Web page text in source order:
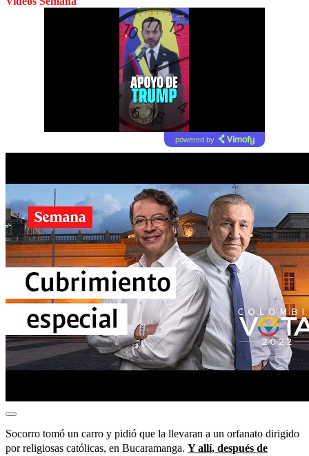
powered by
Socorro tomó un carro y pidió que la llevaran a un orfanato dirigido
por religiosas católicas, en Bucaramanga. Y allí, después de